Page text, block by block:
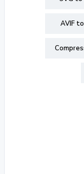
AVIF to